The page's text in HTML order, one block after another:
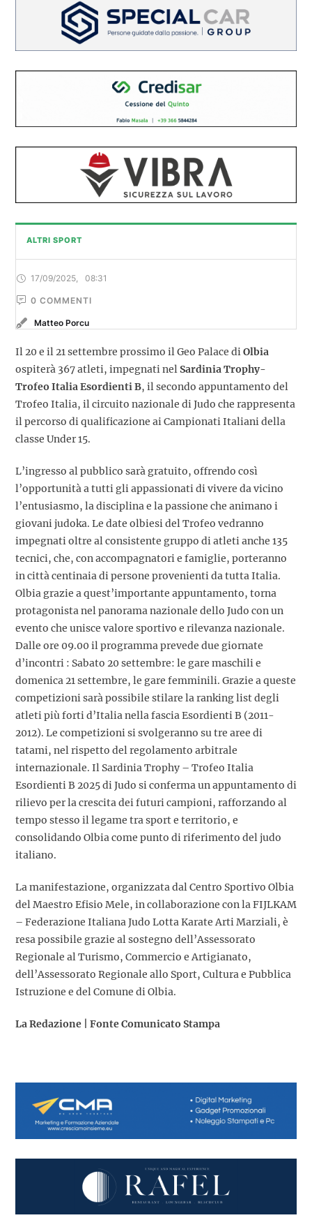
ALTRI SPORT
17/09/2025 08:31
0 COMMENTI
Matteo Porcu
Il 20 e il 21 settembre prossimo il Geo Palace diOlbia
ospiterà 367 atleti, impegnati nelSardinia Trophy-
Trofeo Italia Esordienti B, il secondo appuntamento del
Trofeo Italia, il circuito nazionale di Judo che rappresenta
il percorso di qualificazione ai Campionati Italiani della
classe Under 15.
L’ingresso al pubblico sarà gratuito, offrendo così
l’opportunità a tutti gli appassionati di vivere da vicino
l’entusiasmo, la disciplina e la passione che animano i
giovani judoka. Le date olbiesi del Trofeo vedranno
impegnati oltre al consistente gruppo di atleti anche 135
tecnici, che, con accompagnatori e famiglie, porteranno
in città centinaia di persone provenienti da tutta Italia.
Olbia grazie a quest’importante appuntamento, torna
protagonista nel panorama nazionale dello Judo con un
evento che unisce valore sportivo e rilevanza nazionale.
Dalle ore 09.00 il programma prevede due giornate
d’incontri : Sabato 20 settembre: le gare maschili e
domenica 21 settembre, le gare femminili. Grazie a queste
competizioni sarà possibile stilare la ranking list degli
atleti più forti d’Italia nella fascia Esordienti B (2011-
2012). Le competizioni si svolgeranno su tre aree di
tatami, nel rispetto del regolamento arbitrale
internazionale. Il Sardinia Trophy – Trofeo Italia
Esordienti B 2025 di Judo si conferma un appuntamento di
rilievo per la crescita dei futuri campioni, rafforzando al
tempo stesso il legame tra sport e territorio, e
consolidando Olbia come punto di riferimento del judo
italiano.
La manifestazione, organizzata dal Centro Sportivo Olbia
del Maestro Efisio Mele, in collaborazione con la FIJLKAM
– Federazione Italiana Judo Lotta Karate Arti Marziali, è
resa possibile grazie al sostegno dell’Assessorato
Regionale al Turismo, Commercio e Artigianato,
dell’Assessorato Regionale allo Sport, Cultura e Pubblica
Istruzione e del Comune di Olbia.
La Redazione | Fonte Comunicato Stampa